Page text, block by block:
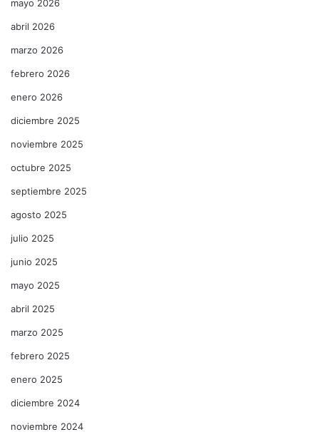
mayo 2026
abril 2026
marzo 2026
febrero 2026
enero 2026
diciembre 2025
noviembre 2025
octubre 2025
septiembre 2025
agosto 2025
julio 2025
junio 2025
mayo 2025
abril 2025
marzo 2025
febrero 2025
enero 2025
diciembre 2024
noviembre 2024